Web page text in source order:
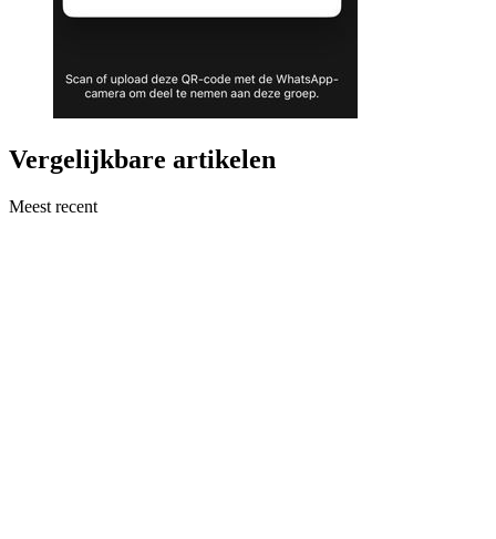
Vergelijkbare artikelen
Meest recent